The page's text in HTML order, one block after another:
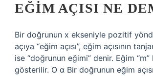
EĞIM AÇISI NE
Bir doğrunun x ekseniyle pozitif
açıya “eğim açısı”, eğim açısının
ise “doğrunun eğimi” denir. Eğim
gösterilir. O α Bir doğrunun eğim